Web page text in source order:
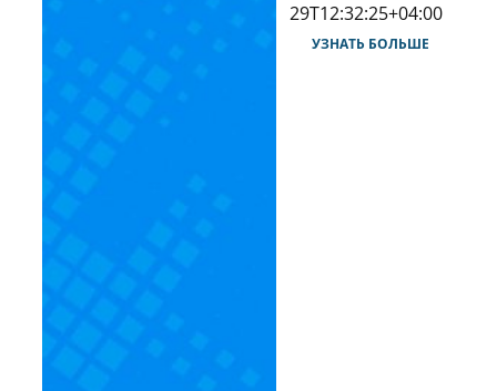
29T12:32:25+04:00
УЗНАТЬ БОЛЬШЕ